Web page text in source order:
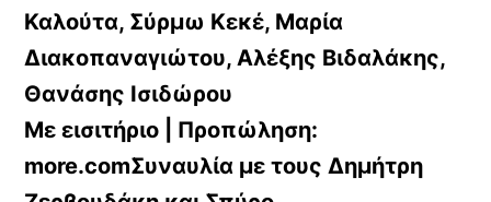
Καλούτα, Σύρμω Κεκέ, Μαρία
Διακοπαναγιώτου, Αλέξης Βιδαλάκης,
Θανάσης Ισιδώρου
Με εισιτήριο | Προπώληση:
more.comΣυναυλία με τους Δημήτρη